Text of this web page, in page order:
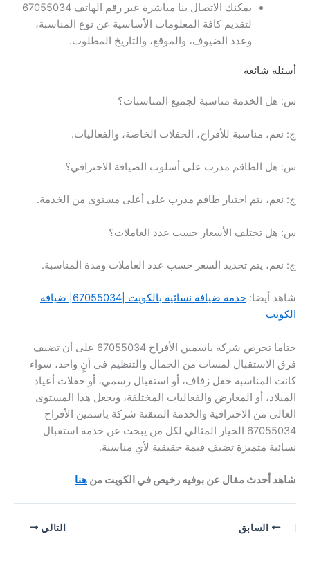
يمكنك الاتصال بنا مباشرة عبر رقم الهاتف 67055034
لتقديم كافة المعلومات الأساسية عن نوع المناسبة،
وعدد الضيوف، والموقع، والتاريخ المطلوب.
أسئلة شائعة
س: هل الخدمة مناسبة لجميع المناسبات؟
ج: نعم، مناسبة للأفراح، الحفلات الخاصة، والفعاليات.
س: هل الطاقم مدرب على أسلوب الضيافة الاحترافي؟
ج: نعم، يتم اختيار طاقم مدرب على أعلى مستوى من الخدمة.
س: هل تختلف الأسعار حسب عدد العاملات؟
ج: نعم، يتم تحديد السعر حسب عدد العاملات ومدة المناسبة.
شاهد أيضا:
خدمة ضيافة نسائية بالكويت |67055034| ضيافة
الكويت
ختاما تحرص شركة ياسمين الأفراح 67055034 على أن تضيف
فرق الاستقبال لمسات من الجمال والتنظيم في آنٍ واحد، سواء
كانت المناسبة حفل زفاف، أو استقبال رسمي، أو حفلات أعياد
الميلاد، أو المعارض والفعاليات المختلفة، ويجعل هذا المستوى
العالي من الاحترافية والخدمة المتقنة شركة ياسمين الأفراح
67055034 الخيار المثالي لكل من يبحث عن خدمة استقبال
نسائية متميزة تضيف قيمة حقيقية لأي مناسبة.
شاهد أحدث مقال عن بوفيه رخيص في الكويت من هنا
السابق التالي